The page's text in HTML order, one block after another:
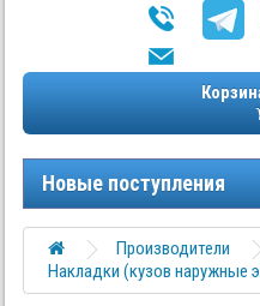
Новые поступления
Производители
Накладки (кузов наружные